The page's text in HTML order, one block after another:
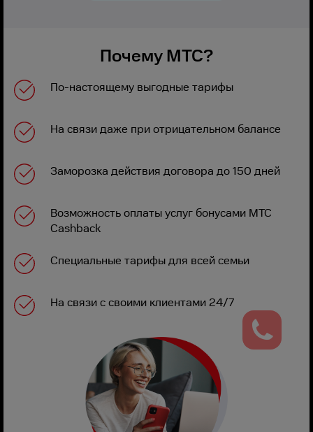
Почему МТС?
По-настоящему выгодные тарифы
На связи даже при отрицательном балансе
Заморозка действия договора до 150 дней
Возможность оплаты услуг бонусами МТС
Cashback
Специальные тарифы для всей семьи
На связи с своими клиентами 24/7